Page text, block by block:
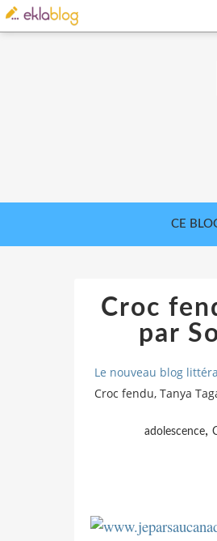
CE
Croc
par
Le nouveau blog
Croc fendu, Tanya
adolescence,